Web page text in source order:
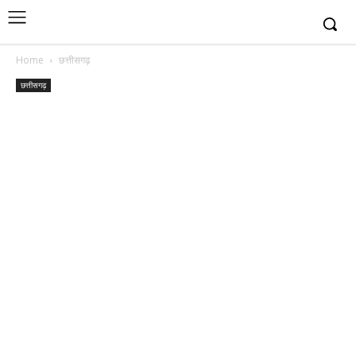
Home छत्तीसगढ़
छत्तीसगढ़